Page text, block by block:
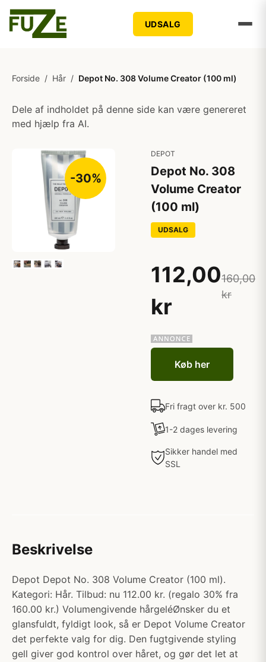
UDSALG
Forside / Hår / Depot No. 308 Volume Creator (100 ml)
Dele af indholdet på denne side kan være genereret
med hjælp fra AI.
-30%
DEPOT
Depot No. 308
Volume Creator
(100 ml)
UDSALG
112,00
kr
160,00
kr
Køb her
Fri fragt over kr. 500
1-2 dages levering
Sikker handel med
SSL
Beskrivelse
Depot Depot No. 308 Volume Creator (100 ml).
Kategori: Hår. Tilbud: nu 112.00 kr. (regalo 30% fra
160.00 kr.) Volumengivende hårgeléØnsker du et
glansfuldt, fyldigt look, så er Depot Volume Creator
det perfekte valg for dig. Den fugtgivende styling
gell giver god kontrol over håret, og gør det let at